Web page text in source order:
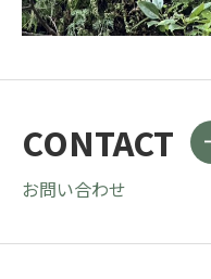
CONTACT
お問い合わせ